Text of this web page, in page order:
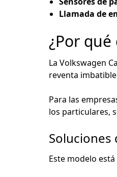
Llamada de
¿Por
La Volkswagen
reventa
Para las
los particulares,
Este modelo